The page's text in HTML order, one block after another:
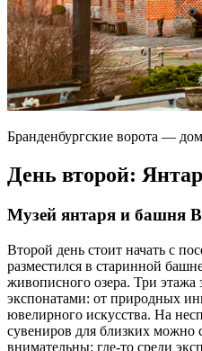
Бранденбургские ворота —
День второй:
Музей янтаря и башня
Второй день стоит начать с
разместился в старинной
живописного озера. Три
экспонатами: от природных
ювелирного искусства. На
сувениров для близких можно
внимательны: где-то среди